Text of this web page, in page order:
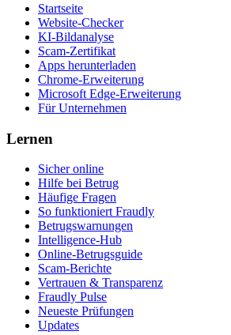
Startseite
Website-Checker
KI-Bildanalyse
Scam-Zertifikat
Apps herunterladen
Chrome-Erweiterung
Microsoft Edge-Erweiterung
Für Unternehmen
Lernen
Sicher online
Hilfe bei Betrug
Häufige Fragen
So funktioniert Fraudly
Betrugswarnungen
Intelligence-Hub
Online-Betrugsguide
Scam-Berichte
Vertrauen & Transparenz
Fraudly Pulse
Neueste Prüfungen
Updates